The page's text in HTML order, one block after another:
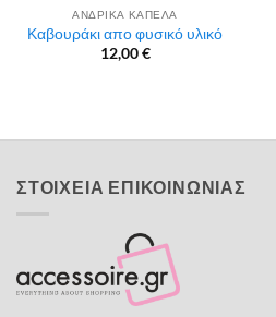
ΑΝΔΡΙΚΑ ΚΑΠΕΛΑ
Καβουράκι απο φυσικό υλικό
12,00€
ΣΤΟΙΧΕΙΑ ΕΠΙΚΟΙΝΩΝΙΑΣ